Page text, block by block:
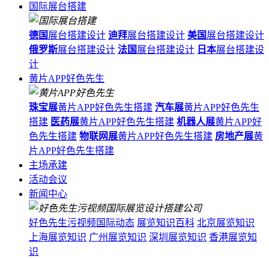
国际展台搭建
德国 展台搭建设计 迪拜展台搭建设计 美国 展台搭建设计
俄罗斯展台搭建设计 法国 展台搭建设计 日本展台搭建设
计
黄片APP好色先生
珠宝展黄片APP好色先生搭建 汽车展黄片APP好色先生
搭建 医药展黄片APP好色先生搭建 机器人展黄片APP好
色先生搭建 物联网展黄片APP好色先生搭建 房地产展黄
片APP好色先生搭建
主场承建
活动会议
新闻中心
好色先生污视频国际动态 展览知识百科 北京展览知识
上海展览知识 广州展览知识 深圳展览知识 香港展览知
识